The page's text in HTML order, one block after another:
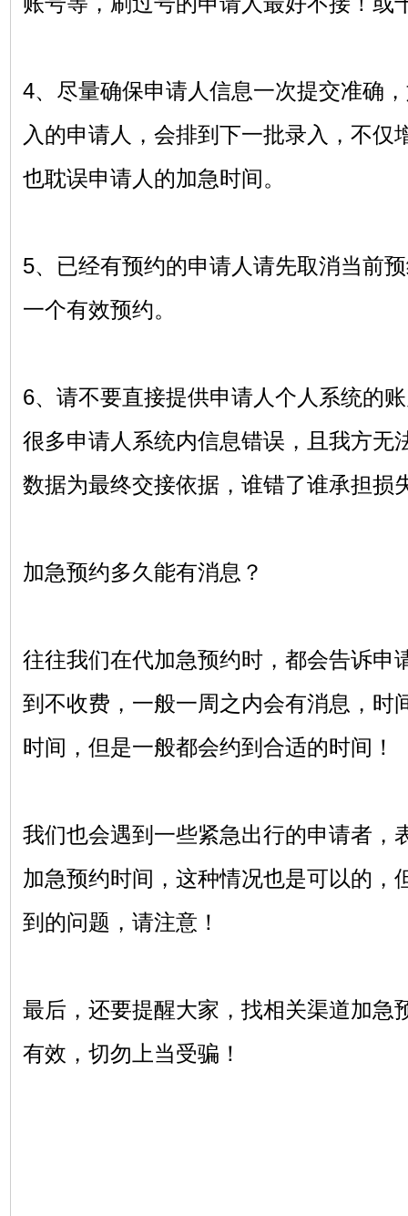
4、尽量确保申请人信息一次提交准确
入的申请人，会排到下一批录入，不仅
也耽误申请人的加急时间。
5、已经有预约的申请人请先取消当前
一个有效预约。
6、请不要直接提供申请人个人系统的
很多申请人系统内信息错误，且我方无
数据为最终交接依据，谁错了谁承担损
加急预约多久能有消息？
往往我们在代加急预约时，都会告诉申
到不收费，一般一周之内会有消息，时
时间，但是一般都会约到合适的时间！
我们也会遇到一些紧急出行的申请者，
加急预约时间，这种情况也是可以的，
到的问题，请注意！
最后，还要提醒大家，找相关渠道加急
有效，切勿上当受骗！